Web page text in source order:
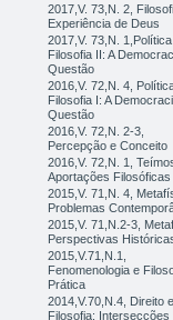
2017,V. 73,N. 2,
Experiência de Deus
2017,V. 73,N.
Filosofia II: A
Questão
2016,V. 72,N. 4,
Filosofia I: A
Questão
2016,V. 72,N. 2-3,
Percepção e Conceito
2016,V. 72,N. 1,
Aportações Filosóficas
2015,V. 71,N. 4,
Problemas
2015,V. 71,N.2-3,
Perspectivas
2015,V.71,N.1,
Fenomenologia e
Prática
2014,V.70,N.4, Direito e
Filosofia: Intersecções